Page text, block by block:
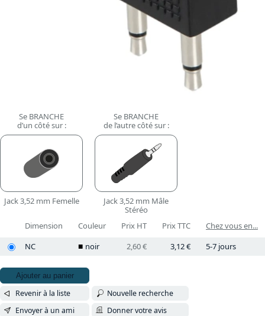
Se BRANCHE
d’un côté sur :
Jack 3,52 mm Femelle
Se BRANCHE
de l’autre côté sur :
Jack 3,52 mm Mâle
Stéréo
Dimension
Couleur Prix HT Prix TTC
Chez vous en...
NC
noir 2,60 € 3,12 € 5-7 jours
Ajouter au panier
Revenir à la liste
Nouvelle recherche
Envoyer à un ami
Donner votre avis